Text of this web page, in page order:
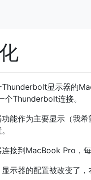
显示器的
Thunderbolt连接。
能作为主要显示（我
接到MacBook Pro，每
示器的配置被改变了